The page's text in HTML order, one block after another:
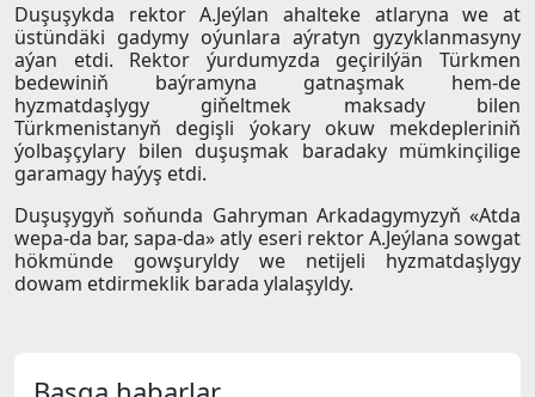
Duşuşykda rektor A.Jeýlan ahalteke atlaryna we at
üstündäki gadymy oýunlara aýratyn gyzyklanmasyny
aýan etdi. Rektor ýurdumyzda geçirilýän Türkmen
bedewiniň baýramyna gatnaşmak hem-de
hyzmatdaşlygy giňeltmek maksady bilen
Türkmenistanyň degişli ýokary okuw mekdepleriniň
ýolbaşçylary bilen duşuşmak baradaky mümkinçilige
garamagy haýyş etdi.
Duşuşygyň soňunda Gahryman Arkadagymyzyň «Atda
wepa-da bar, sapa-da» atly eseri rektor A.Jeýlana sowgat
hökmünde gowşuryldy we netijeli hyzmatdaşlygy
dowam etdirmeklik barada ylalaşyldy.